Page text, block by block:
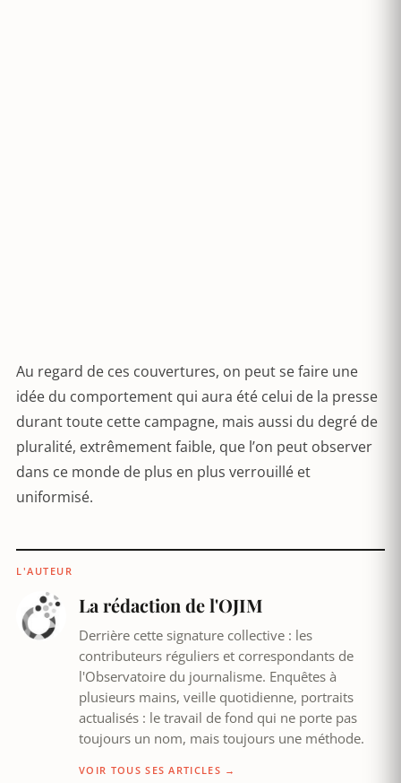
Au regard de ces couvertures, on peut se faire une
idée du comportement qui aura été celui de la presse
durant toute cette campagne, mais aussi du degré de
pluralité, extrêmement faible, que l’on peut observer
dans ce monde de plus en plus verrouillé et
uniformisé.
L'AUTEUR
La rédaction de l'OJIM
Derrière cette signature collective : les
contributeurs réguliers et correspondants de
l'Observatoire du journalisme. Enquêtes à
plusieurs mains, veille quotidienne, portraits
actualisés : le travail de fond qui ne porte pas
toujours un nom, mais toujours une méthode.
VOIR TOUS SES ARTICLES →